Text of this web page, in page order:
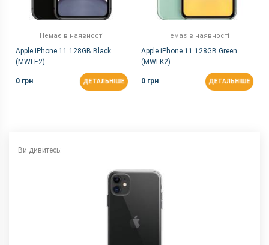
Немає в наявності
Apple iPhone 11 128GB Black
(MWLE2)
0 грн ДЕТАЛЬНІШЕ
Немає в наявності
Apple iPhone 11 128GB Green
(MWLK2)
0 грн ДЕТАЛЬНІШЕ
Ви дивитесь: